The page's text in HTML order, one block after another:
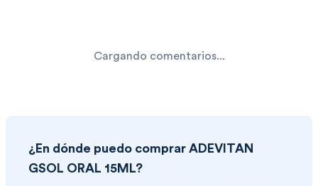
Cargando comentarios...
¿En dónde puedo comprar ADEVITAN
GSOL ORAL 15ML?